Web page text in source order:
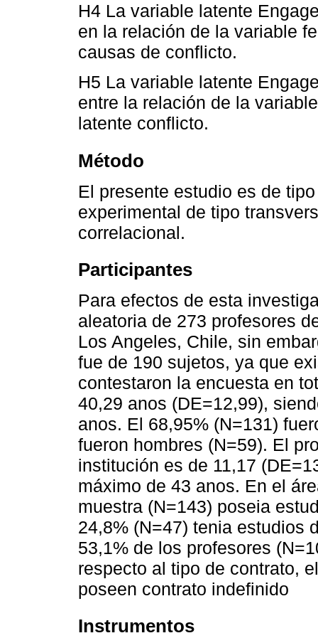
H4 La variable latente
en la relación de la variable
causas de conflicto.
H5 La variable latente
entre la relación de la
latente conflicto.
Método
El presente estudio es de
experimental de tipo
correlacional.
Participantes
Para efectos de esta
aleatoria de 273 profesores
Los Angeles, Chile, sin
fue de 190 sujetos, ya que
contestaron la encuesta en
40,29 anos (DE=12,99),
anos. El 68,95% (N=131)
fueron hombres (N=59). El
institución es de 11,17
máximo de 43 anos. En el
muestra (N=143) poseia
24,8% (N=47) tenia estudios
53,1% de los profesores
respecto al tipo de contrato,
poseen contrato indefinido
Instrumentos